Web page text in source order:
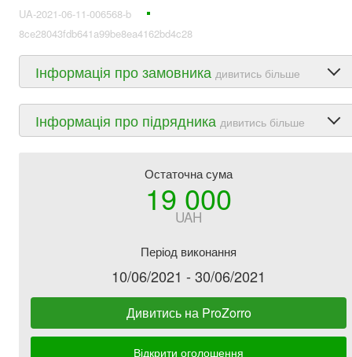
UA-2021-06-11-006568-b
8ce28043fdb641a99be8ea4162bd4c28
Інформація про замовника дивитись більше
Інформація про підрядника дивитись більше
Остаточна сума
19 000
UAH
Період виконання
10/06/2021 - 30/06/2021
Дивитись на ProZorro
Відкрити оголошення